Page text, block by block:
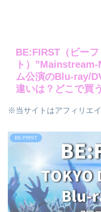
BE:FIRST（ビーフ
ト）
ム公演のBlu-ray/
違いは？どこで買
※当サイトはアフィリエ
BE:FIRST